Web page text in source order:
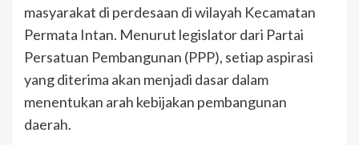
masyarakat di perdesaan di wilayah Kecamatan
Permata Intan. Menurut legislator dari Partai
Persatuan Pembangunan (PPP), setiap aspirasi
yang diterima akan menjadi dasar dalam
menentukan arah kebijakan pembangunan
daerah.